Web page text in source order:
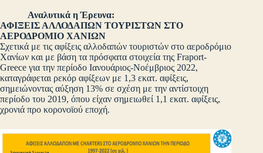
Αναλυτικά η Έρευνα:
ΑΦΙΞΕΙΣ ΑΛΛΟΔΑΠΩΝ ΤΟΥΡΙΣΤΩΝ ΣΤΟ
ΑΕΡΟΔΡΟΜΙΟ ΧΑΝΙΩΝ
Σχετικά με τις αφίξεις αλλοδαπών τουριστών στο αεροδρόμιο
Χανίων και με βάση τα πρόσφατα στοιχεία της Fraport-
Greece για την περίοδο Ιανουάριος-Νοέμβριος 2022,
καταγράφεται ρεκόρ αφίξεων με 1,3 εκατ. αφίξεις,
σημειώνοντας αύξηση 13% σε σχέση με την αντίστοιχη
περίοδο του 2019, όπου είχαν σημειωθεί 1,1 εκατ. αφίξεις,
χρονιά προ κορονοϊού εποχή.